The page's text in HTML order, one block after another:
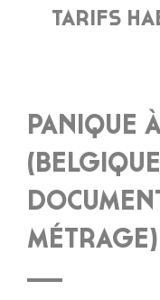
TARIFS
PANIQUE
MÉTRAGE)